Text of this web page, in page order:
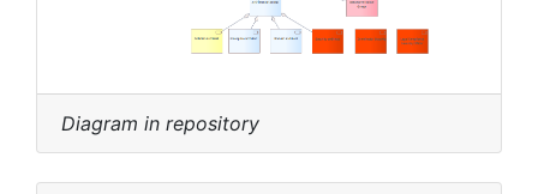
Diagram in repository